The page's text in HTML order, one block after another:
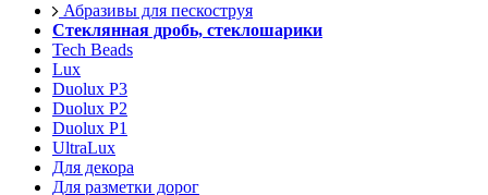
Абразивы для пескоструя
Стеклянная дробь, стеклошарики
Tech Beads
Lux
Duolux P3
Duolux P2
Duolux P1
UltraLux
Для декора
Для разметки дорог